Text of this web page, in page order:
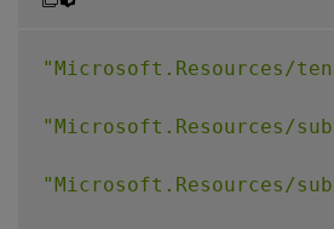
"Microsoft.Resources/
"Microsoft.Resources/
"Microsoft.Resources/